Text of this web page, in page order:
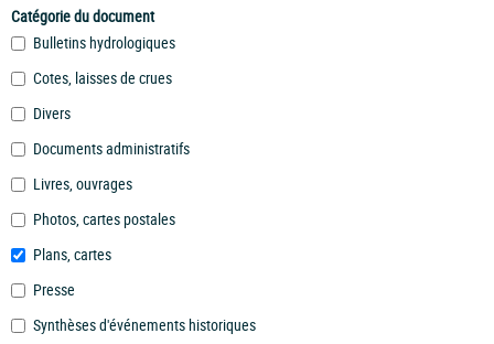
Catégorie du document
Bulletins hydrologiques
Cotes, laisses de crues
Divers
Documents administratifs
Livres, ouvrages
Photos, cartes postales
Plans, cartes
Presse
Synthèses d'événements historiques